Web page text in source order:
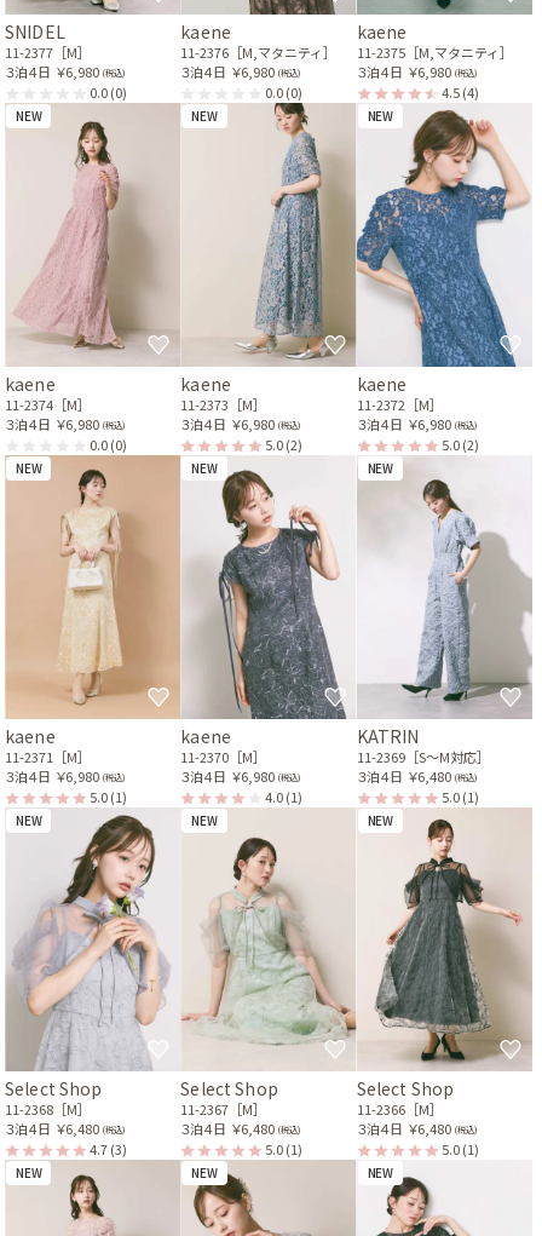
SNIDEL
11-2377［M］
３泊４日 ￥6,980 (税込)
0.0(0)
kaene
11-2376［M,マタニティ］
３泊４日 ￥6,980 (税込)
0.0(0)
kaene
11-2375［M,マタニティ］
３泊４日 ￥6,980 (税込)
4.5(4)
NEW
kaene
11-2374［M］
３泊４日 ￥6,980 (税込)
0.0(0)
NEW
kaene
11-2373［M］
３泊４日 ￥6,980 (税込)
5.0(2)
NEW
kaene
11-2372［M］
３泊４日 ￥6,980 (税込)
5.0(2)
NEW
kaene
11-2371［M］
３泊４日 ￥6,980 (税込)
5.0(1)
NEW
kaene
11-2370［M］
３泊４日 ￥6,980 (税込)
4.0(1)
NEW
KATRIN
11-2369［S〜M対応］
３泊４日 ￥6,480 (税込)
5.0(1)
NEW
Select Shop
11-2368［M］
３泊４日 ￥6,480 (税込)
4.7(3)
NEW
Select Shop
11-2367［M］
３泊４日 ￥6,480 (税込)
5.0(1)
NEW
Select Shop
11-2366［M］
３泊４日 ￥6,480 (税込)
5.0(1)
NEW NEW NEW